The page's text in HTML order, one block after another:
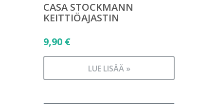
CASA STOCKMANN
KEITTIÖAJASTIN
9,90 €
LUE LISÄÄ »